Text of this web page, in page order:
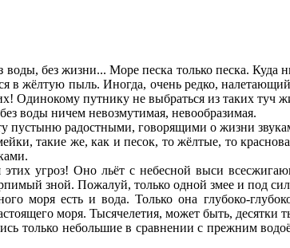
воды, без жизни... Море песка только песка. Куда
в жёлтую пыль. Иногда, очень редко,
Одинокому путнику не выбраться из таких туч
воды ничем невозмутимая, невообразимая.
пустыню радостными, говорящими о жизни
такие же, как и песок, то жёлтые, то
угроз! Оно льёт с небесной выси
зной. Пожалуй, только одной змее и под
моря есть и вода. Только она глубоко-
моря. Тысячелетия, может быть, десятки
только небольшие в сравнении с прежним